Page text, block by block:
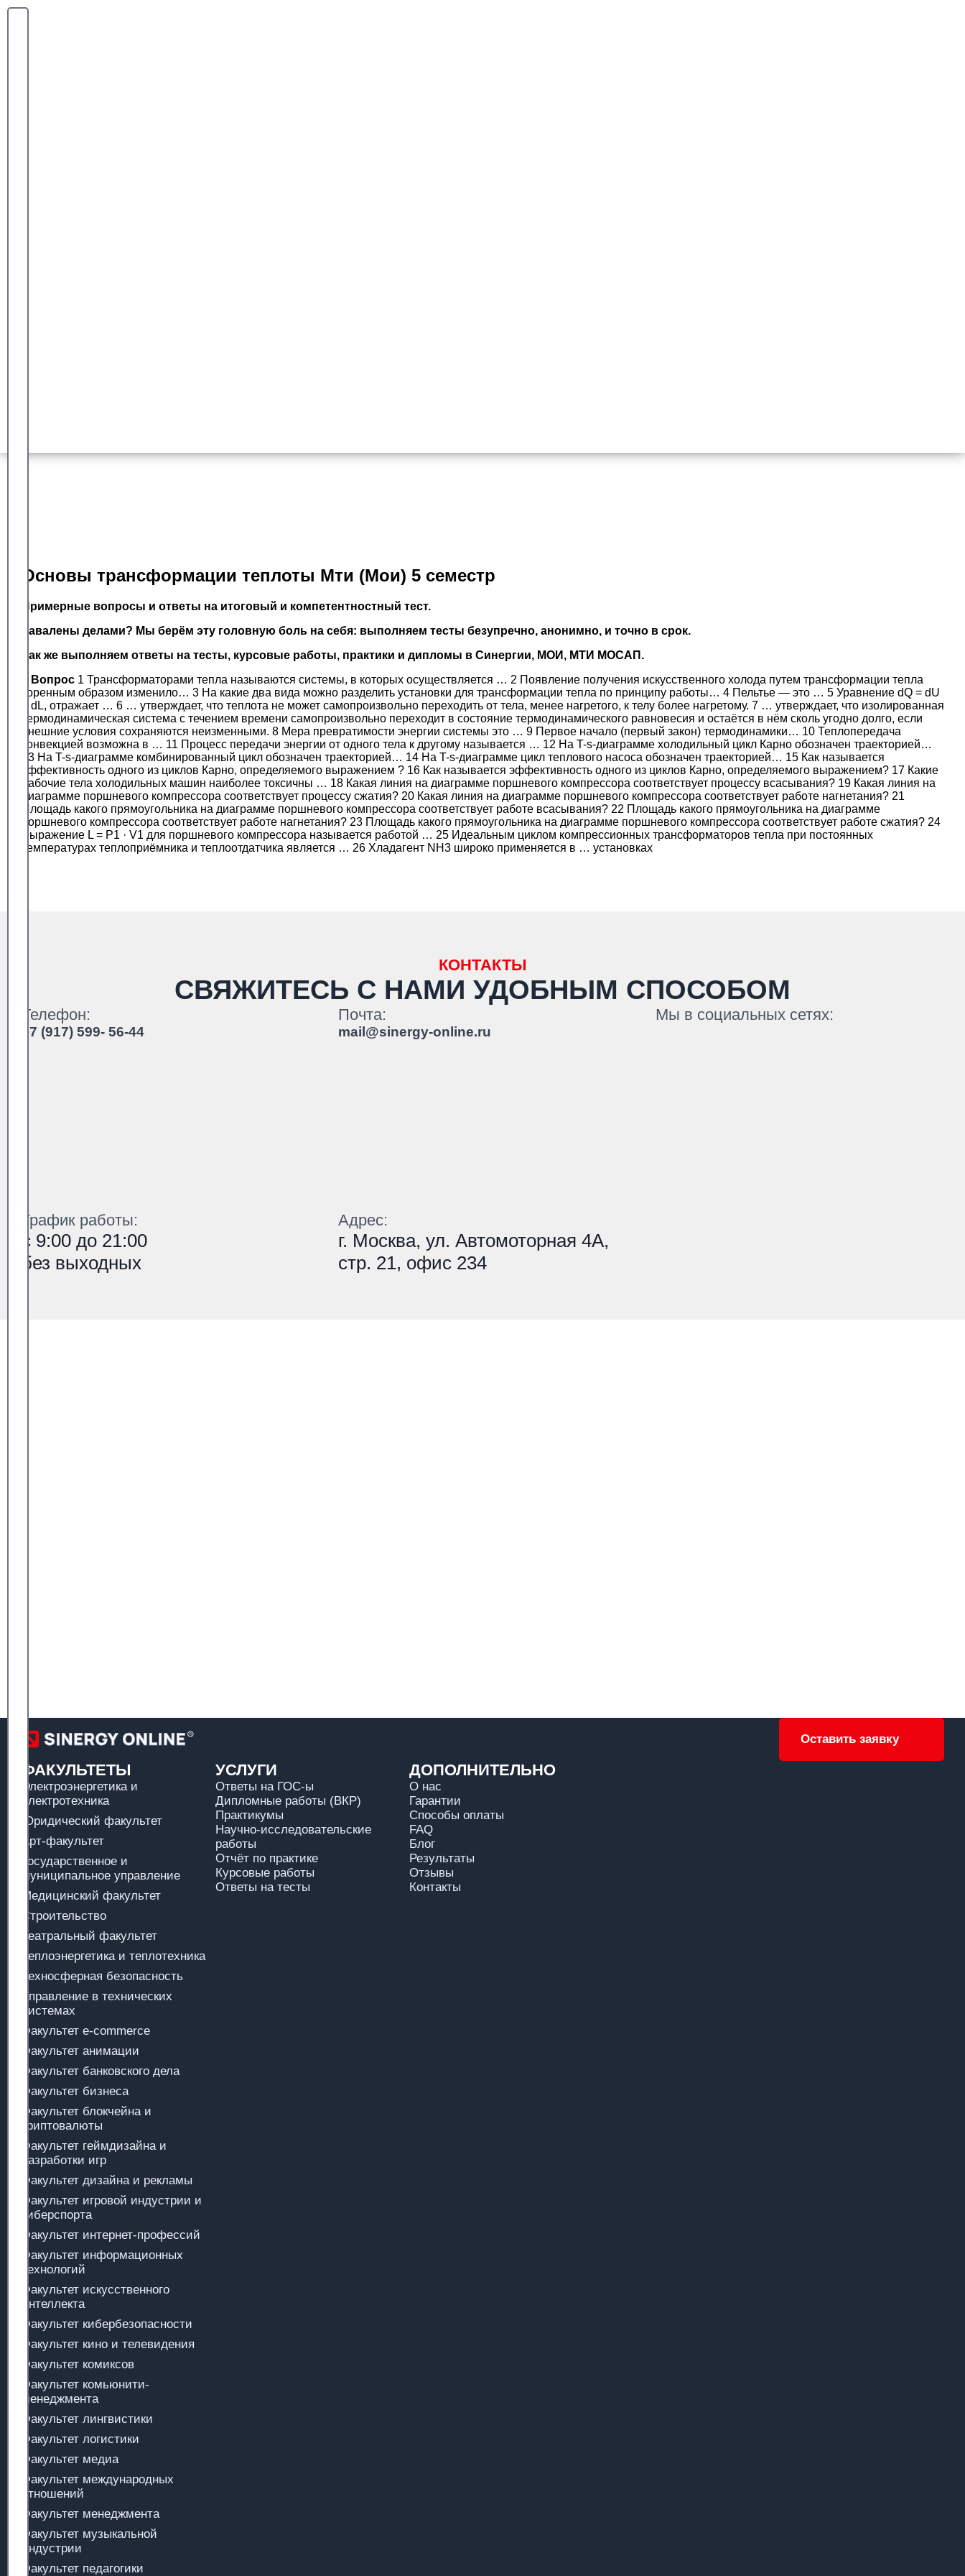
Решение тестов
Университета СИНЕРГИЯ, МТИ, МОИ и МОСАП
Узнай стоимость - это бесплатно! ЖМИ
Гарантия сдачи
Основы трансформации теплоты Мти (Мои) 5 семестр
Примерные вопросы и ответы на итоговый и компетентностный тест.
Завалены делами? Мы берём эту головную боль на себя: выполняем тесты безупречно, анонимно, и точно в срок.
Так же выполняем ответы на тесты, курсовые работы, практики и дипломы в Синергии, МОИ, МТИ МОСАП.
Вопрос1 Трансформаторами тепла называются системы, в которых осуществляется … 2 Появление получения искусственного холода путем трансформации тепла
коренным образом изменило… 3 На какие два вида можно разделить установки для трансформации тепла по принципу работы… 4 Пельтье — это … 5 Уравнение dQ = dU
+ dL, отражает … 6 … утверждает, что теплота не может самопроизвольно переходить от тела, менее нагретого, к телу более нагретому. 7 … утверждает, что изолированная
термодинамическая система с течением времени самопроизвольно переходит в состояние термодинамического равновесия и остаётся в нём сколь угодно долго, если
внешние условия сохраняются неизменными. 8 Мера превратимости энергии системы это … 9 Первое начало (первый закон) термодинамики… 10 Теплопередача
конвекцией возможна в … 11 Процесс передачи энергии от одного тела к другому называется … 12 На T-s-диаграмме холодильный цикл Карно обозначен траекторией…
13 На T-s-диаграмме комбинированный цикл обозначен траекторией… 14 На T-s-диаграмме цикл теплового насоса обозначен траекторией… 15 Как называется
эффективность одного из циклов Карно, определяемого выражением ? 16 Как называется эффективность одного из циклов Карно, определяемого выражением? 17 Какие
рабочие тела холодильных машин наиболее токсичны … 18 Какая линия на диаграмме поршневого компрессора соответствует процессу всасывания? 19 Какая линия на
диаграмме поршневого компрессора соответствует процессу сжатия? 20 Какая линия на диаграмме поршневого компрессора соответствует работе нагнетания? 21
Площадь какого прямоугольника на диаграмме поршневого компрессора соответствует работе всасывания? 22 Площадь какого прямоугольника на диаграмме
поршневого компрессора соответствует работе нагнетания? 23 Площадь какого прямоугольника на диаграмме поршневого компрессора соответствует работе сжатия? 24
Выражение L = P1 · V1 для поршневого компрессора называется работой … 25 Идеальным циклом компрессионных трансформаторов тепла при постоянных
температурах теплоприёмника и теплоотдатчика является … 26 Хладагент NH3 широко применяется в … установках
КОНТАКТЫ
СВЯЖИТЕСЬ С НАМИ УДОБНЫМ СПОСОБОМ
Телефон:
+7 (917) 599- 56-44
Почта:
mail@sinergy-online.ru
Мы в социальных сетях:
График работы:
с 9:00 до 21:00
без выходных
Адрес:
г. Москва, ул. Автомоторная 4А,
стр. 21, офис 234
Оставить заявку
ФАКУЛЬТЕТЫ
Электроэнергетика и
электротехника
Юридический факультет
Арт-факультет
Государственное и
муниципальное управление
Медицинский факультет
Строительство
Театральный факультет
Теплоэнергетика и теплотехника
Техносферная безопасность
Управление в технических
системах
Факультет e-commerce
Факультет анимации
Факультет банковского дела
Факультет бизнеса
Факультет блокчейна и
криптовалюты
Факультет геймдизайна и
разработки игр
Факультет дизайна и рекламы
Факультет игровой индустрии и
киберспорта
Факультет интернет-профессий
Факультет информационных
технологий
Факультет искусственного
интеллекта
Факультет кибербезопасности
Факультет кино и телевидения
Факультет комиксов
Факультет комьюнити-
менеджмента
Факультет лингвистики
Факультет логистики
Факультет медиа
Факультет международных
отношений
Факультет менеджмента
Факультет музыкальной
индустрии
Факультет педагогики
УСЛУГИ
Ответы на ГОС-ы
Дипломные работы (ВКР)
Практикумы
Научно-исследовательские
работы
Отчёт по практике
Курсовые работы
Ответы на тесты
ДОПОЛНИТЕЛЬНО
О нас
Гарантии
Способы оплаты
FAQ
Блог
Результаты
Отзывы
Контакты